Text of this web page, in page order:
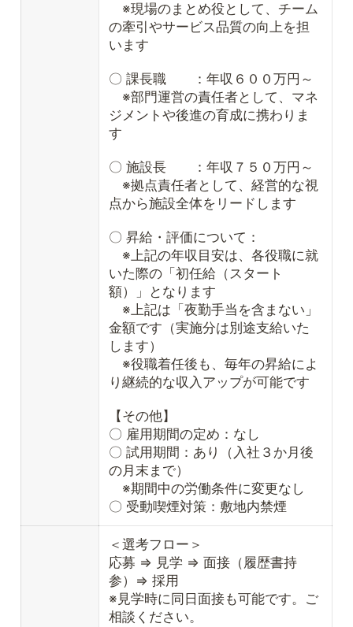
※現場のまとめ役として、チーム
の牽引やサービス品質の向上を担
います
〇 課長職 ：年収６００万円～
※部門運営の責任者として、マネ
ジメントや後進の育成に携わりま
す
〇 施設長 ：年収７５０万円～
※拠点責任者として、経営的な視
点から施設全体をリードします
〇 昇給・評価について：
※上記の年収目安は、各役職に就
いた際の「初任給（スタート
額）」となります
※上記は「夜勤手当を含まない」
金額です（実施分は別途支給いた
します）
※役職着任後も、毎年の昇給によ
り継続的な収入アップが可能です
【その他】
〇 雇用期間の定め：なし
〇 試用期間：あり（入社３か月後
の月末まで）
※期間中の労働条件に変更なし
〇 受動喫煙対策：敷地内禁煙
＜選考フロー＞
応募 ⇒ 見学 ⇒ 面接（履歴書持
参）⇒ 採用
※見学時に同日面接も可能です。ご
相談ください。